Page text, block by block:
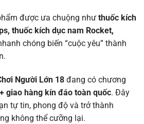
được ưa chuộng như thuốc kích
thuốc kích dục nam Rocket,
chóng biến “cuộc yêu” thành
Người Lớn 18 đang có chương
giao hàng kín đáo toàn quốc. Đây
tự tin, phong độ và trở thành
không thể cưỡng lại.